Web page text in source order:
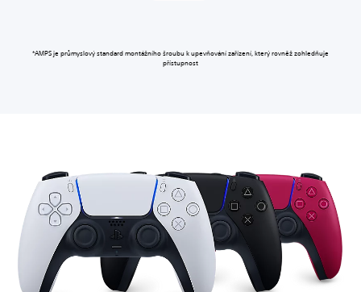
*AMPS je průmyslový standard montážního šroubu k upevňování zařízení, který rovněž zohledňuje
přístupnost